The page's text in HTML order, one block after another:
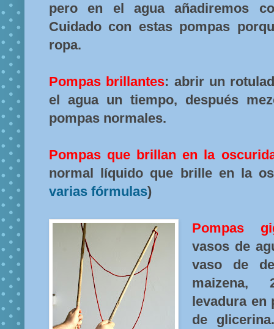
pero en el agua añadiremos
Cuidado con estas pompas
ropa.
Pompas brillantes: abrir un
el agua un tiempo, después
pompas normales.
Pompas que brillan en la
normal líquido que brille en la
varias fórmulas)
Pompas
vasos de
vaso de
maizena,
levadura
de